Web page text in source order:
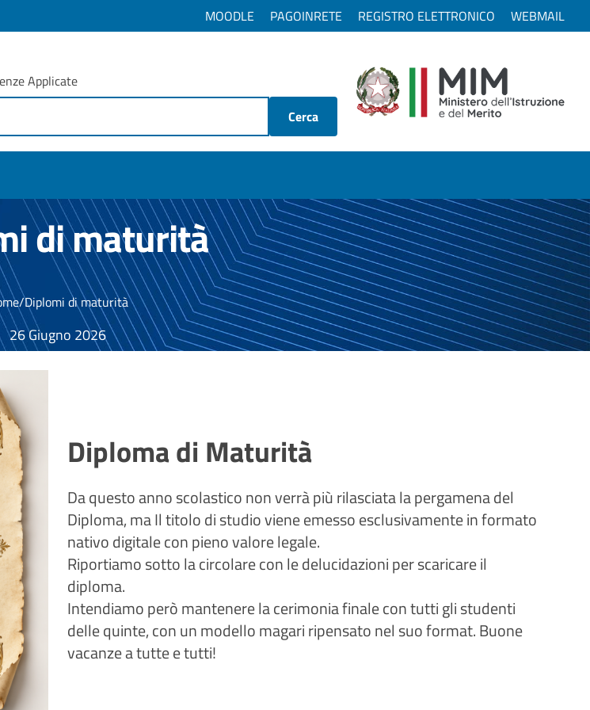
MOODLE PAGOINRETE REGISTRO ELETTRONICO WEBMAIL
Applicate
Cerca
di maturità
/Diplomi di maturità
26 Giugno 2026
Diploma di Maturità
Da questo anno scolastico non verrà più rilasciata la pergamena del
Diploma, ma Il titolo di studio viene emesso esclusivamente in formato
nativo digitale con pieno valore legale.
Riportiamo sotto la circolare con le delucidazioni per scaricare il
diploma.
Intendiamo però mantenere la cerimonia finale con tutti gli studenti
delle quinte, con un modello magari ripensato nel suo format. Buone
vacanze a tutte e tutti!